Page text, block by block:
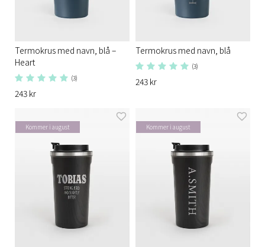
Termokrus med navn, blå –
Heart
(3)
243 kr
Termokrus med navn, blå
(3)
243 kr
Kommer i august Kommer i august